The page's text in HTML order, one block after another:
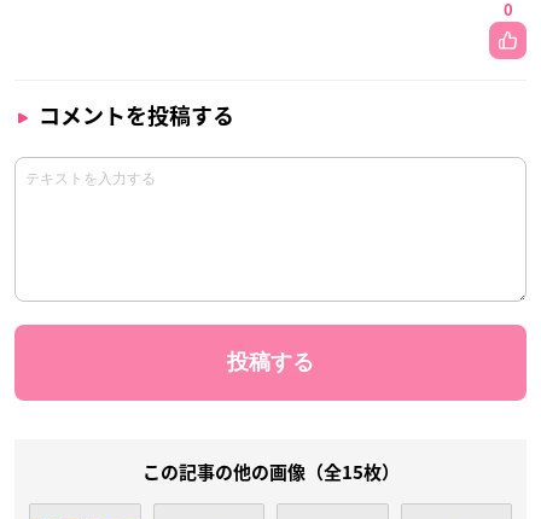
0
コメントを投稿する
この記事の他の画像（全15枚）